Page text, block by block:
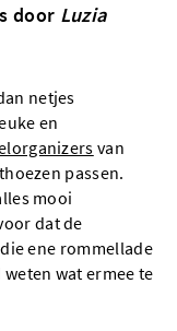
door Luzia
netjes
en
van
passen.
mooi
dat de
ene rommellade
wat ermee te